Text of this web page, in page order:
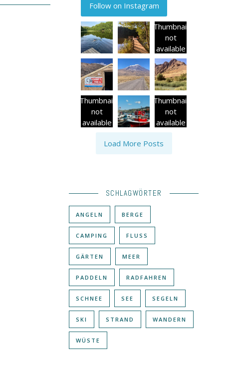
Follow on Instagram
Thumbnail
not
available
Thumbnail
not
available
Thumbnail
not
available
Load More Posts
SCHLAGWÖRTER
ANGELN BERGE
CAMPING FLUSS
GÄRTEN MEER
PADDELN RADFAHREN
SCHNEE SEE SEGELN
SKI STRAND WANDERN
WÜSTE